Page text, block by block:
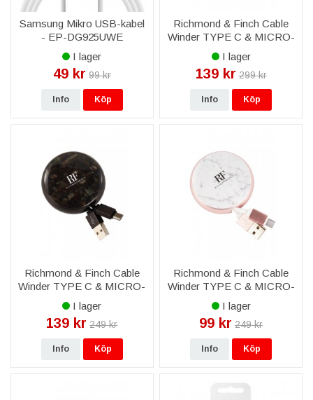
Samsung Mikro USB-kabel
- EP-DG925UWE
I lager
49 kr 99 kr
Info Köp
Richmond & Finch Cable
Winder TYPE C & MICRO-
USB - Svart
I lager
139 kr 299 kr
Info Köp
Richmond & Finch Cable
Winder TYPE C & MICRO-
USB - Kamouflage
I lager
139 kr 249 kr
Info Köp
Richmond & Finch Cable
Winder TYPE C & MICRO-
USB - Vit Marmor
I lager
99 kr 249 kr
Info Köp